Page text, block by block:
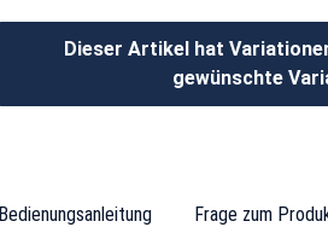
Dieser Artikel hat
gewünschte
Bedienungsanleitung Frage zum